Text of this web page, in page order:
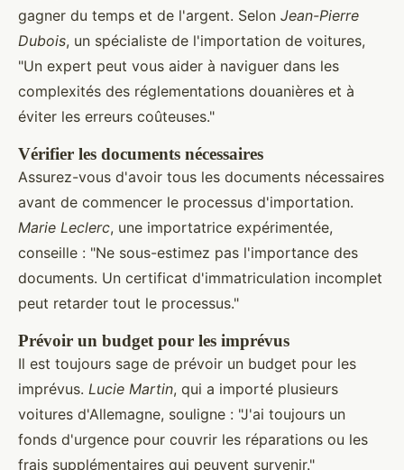
gagner du temps et de l'argent. Selon Jean-Pierre
Dubois, un spécialiste de l'importation de voitures,
"Un expert peut vous aider à naviguer dans les
complexités des réglementations douanières et à
éviter les erreurs coûteuses."
Vérifier les documents nécessaires
Assurez-vous d'avoir tous les documents nécessaires
avant de commencer le processus d'importation.
Marie Leclerc, une importatrice expérimentée,
conseille : "Ne sous-estimez pas l'importance des
documents. Un certificat d'immatriculation incomplet
peut retarder tout le processus."
Prévoir un budget pour les imprévus
Il est toujours sage de prévoir un budget pour les
imprévus. Lucie Martin, qui a importé plusieurs
voitures d'Allemagne, souligne : "J'ai toujours un
fonds d'urgence pour couvrir les réparations ou les
frais supplémentaires qui peuvent survenir."